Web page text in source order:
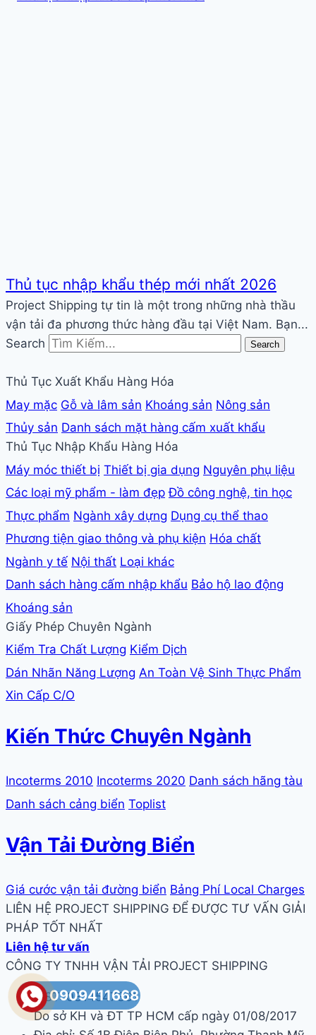
Thủ tục nhập khẩu thép mới nhất 2026
Project Shipping tự tin là một trong những nhà thầu
vận tải đa phương thức hàng đầu tại Việt Nam. Bạn...
Search
Search
Thủ Tục Xuất Khẩu Hàng Hóa
May mặc Gỗ và lâm sản Khoáng sản Nông sản
Thủy sản Danh sách mặt hàng cấm xuất khẩu
Thủ Tục Nhập Khẩu Hàng Hóa
Máy móc thiết bị Thiết bị gia dụng Nguyên phụ liệu
Các loại mỹ phẩm - làm đẹp Đồ công nghệ, tin học
Thực phẩm Ngành xây dựng Dụng cụ thể thao
Phương tiện giao thông và phụ kiện Hóa chất
Ngành y tế Nội thất Loại khác
Danh sách hàng cấm nhập khẩu Bảo hộ lao động
Khoáng sản
Giấy Phép Chuyên Ngành
Kiểm Tra Chất Lượng Kiểm Dịch
Dán Nhãn Năng Lượng An Toàn Vệ Sinh Thực Phẩm
Xin Cấp C/O
Kiến Thức Chuyên Ngành
Incoterms 2010 Incoterms 2020 Danh sách hãng tàu
Danh sách cảng biển Toplist
Vận Tải Đường Biển
Giá cước vận tải đường biển Bảng Phí Local Charges
LIÊN HỆ PROJECT SHIPPING ĐỂ ĐƯỢC TƯ VẤN GIẢI
PHÁP TỐT NHẤT
Liên hệ tư vấn
CÔNG TY TNHH VẬN TẢI PROJECT SHIPPING
MST: 0314547361
Do sở KH và ĐT TP HCM cấp ngày 01/08/2017
0909411668